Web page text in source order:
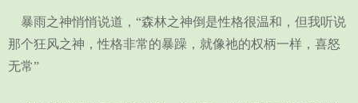
暴雨之神悄悄说道，“森林之神倒是性格很温和，但我听说
那个狂风之神，性格非常的暴躁，就像祂的权柄一样，喜怒
无常”